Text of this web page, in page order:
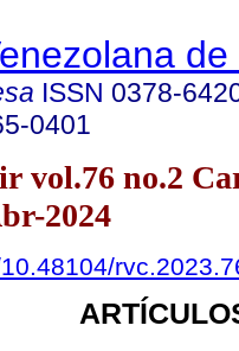
ISSN 0378-
0401
vol.76 no.2
2024